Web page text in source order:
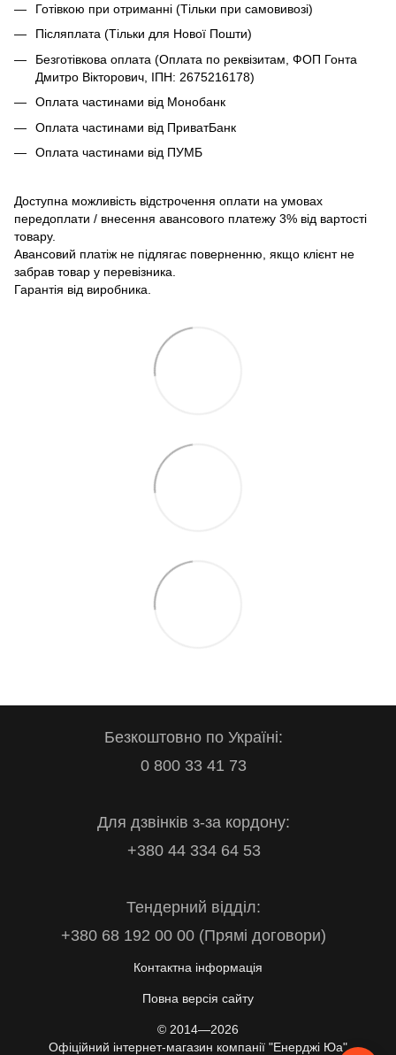
Готівкою при отриманні (Тільки при самовивозі)
Післяплата (Тільки для Нової Пошти)
Безготівкова оплата (Оплата по реквізитам, ФОП Гонта
Дмитро Вікторович, ІПН: 2675216178)
Оплата частинами від Монобанк
Оплата частинами від ПриватБанк
Оплата частинами від ПУМБ
Доступна можливість відстрочення оплати на умовах
передоплати / внесення авансового платежу 3% від вартості
товару.
Авансовий платіж не підлягає поверненню, якщо клієнт не
забрав товар у перевізника.
Гарантія від виробника.
Безкоштовно по Україні:
0 800 33 41 73
Для дзвінків з-за кордону:
+380 44 334 64 53
Тендерний відділ:
+380 68 192 00 00 (Прямі договори)
Контактна інформація
Повна версія сайту
© 2014—2026
Офіційний інтернет-магазин компанії "Енерджі Юа"